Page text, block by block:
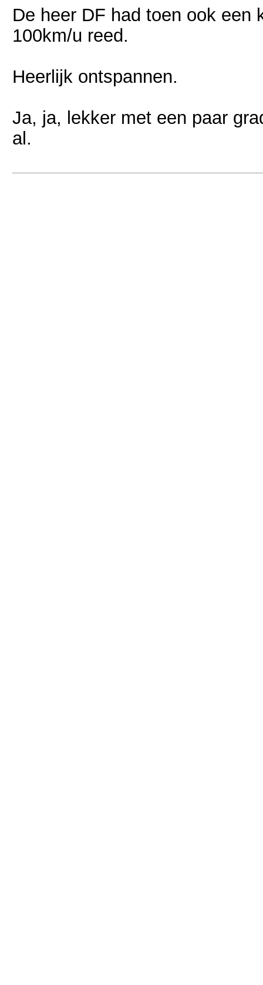
De heer DF had toen ook een
100km/u reed.
Heerlijk ontspannen.
Ja, ja, lekker met een paar
al.